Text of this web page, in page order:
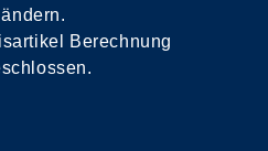
Berechnung